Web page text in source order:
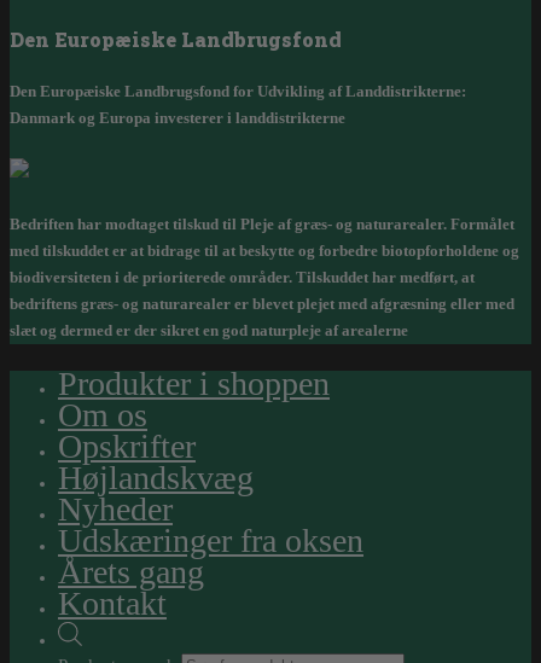
Den Europæiske Landbrugsfond
Den Europæiske Landbrugsfond for Udvikling af Landdistrikterne:
Danmark og Europa investerer i landdistrikterne
Bedriften har modtaget tilskud til Pleje af græs- og naturarealer. Formålet
med tilskuddet er at bidrage til at beskytte og forbedre biotopforholdene og
biodiversiteten i de prioriterede områder. Tilskuddet har medført, at
bedriftens græs- og naturarealer er blevet plejet med afgræsning eller med
slæt og dermed er der sikret en god naturpleje af arealerne
Produkter i shoppen
Om os
Opskrifter
Højlandskvæg
Nyheder
Udskæringer fra oksen
Årets gang
Kontakt